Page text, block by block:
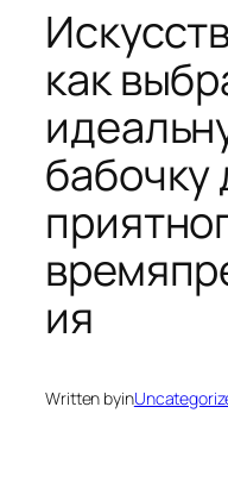
как
бабочку
ия
Written byin